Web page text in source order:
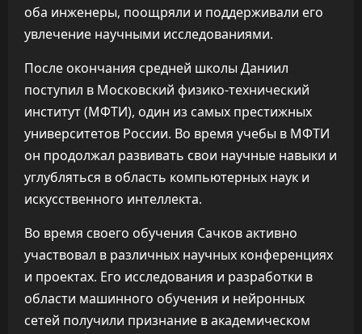
оба инженеры, поощряли и поддерживали его
увлечение научными исследованиями.
После окончания средней школы Даниил
поступил в Московский физико-технический
институт (МФТИ), один из самых престижных
университетов России. Во время учебы в МФТИ
он продолжал развивать свои научные навыки и
углубляться в область компьютерных наук и
искусственного интеллекта.
Во время своего обучения Сачков активно
участвовал в различных научных конференциях
и проектах. Его исследования и разработки в
области машинного обучения и нейронных
сетей получили признание в академическом